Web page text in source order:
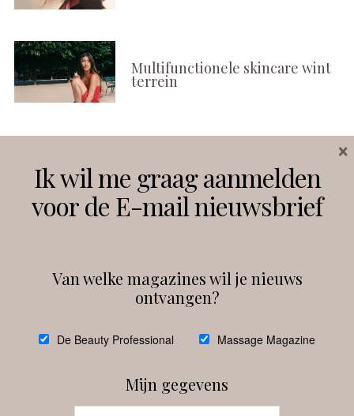
Multifunctionele skincare wint
terrein
Instagram Facebook
debeautyprofessional
Ik wil me graag aanmelden
voor de E-mail nieuwsbrief
Van welke magazines wil je nieuws
ontvangen?
De Beauty Professional Massage Magazine
Mijn gegevens
×